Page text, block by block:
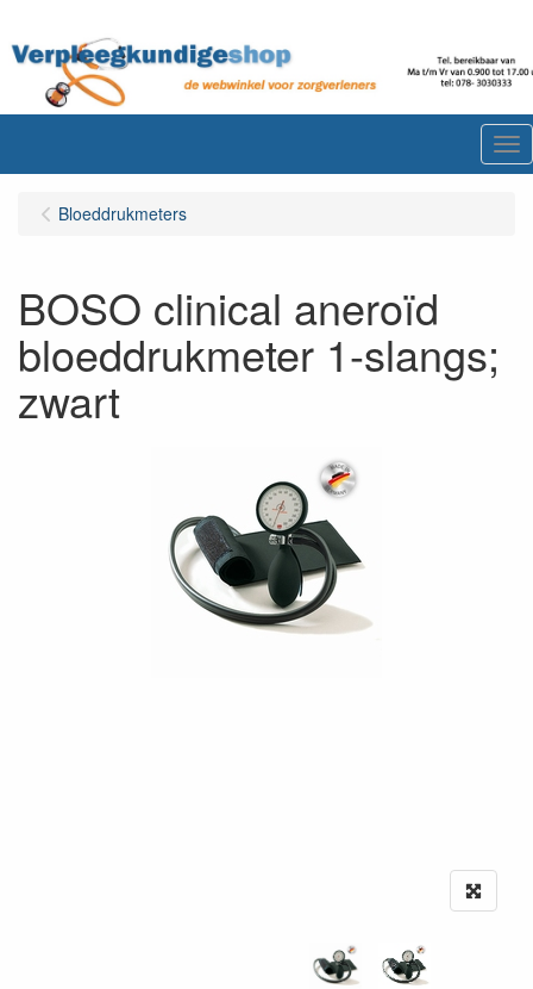
Bloeddrukmeters
BOSO clinical aneroïd
bloeddrukmeter 1-slangs;
zwart